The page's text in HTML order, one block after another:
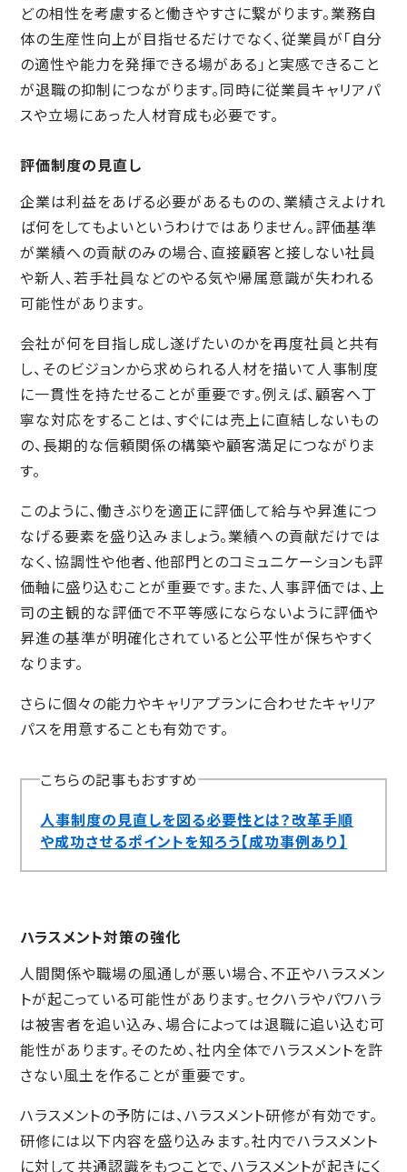
どの相性を考慮すると働きやすさに繋がります。業務自
体の生産性向上が目指せるだけでなく、従業員が「自分
の適性や能力を発揮できる場がある」と実感できること
が退職の抑制につながります。同時に従業員キャリアパ
スや立場にあった人材育成も必要です。
評価制度の見直し
企業は利益をあげる必要があるものの、業績さえよけれ
ば何をしてもよいというわけではありません。評価基準
が業績への貢献のみの場合、直接顧客と接しない社員
や新人、若手社員などのやる気や帰属意識が失われる
可能性があります。
会社が何を目指し成し遂げたいのかを再度社員と共有
し、そのビジョンから求められる人材を描いて人事制度
に一貫性を持たせることが重要です。例えば、顧客へ丁
寧な対応をすることは、すぐには売上に直結しないもの
の、長期的な信頼関係の構築や顧客満足につながりま
す。
このように、働きぶりを適正に評価して給与や昇進につ
なげる要素を盛り込みましょう。業績への貢献だけでは
なく、協調性や他者、他部門とのコミュニケーションも評
価軸に盛り込むことが重要です。また、人事評価では、上
司の主観的な評価で不平等感にならないように評価や
昇進の基準が明確化されていると公平性が保ちやすく
なります。
さらに個々の能力やキャリアプランに合わせたキャリア
パスを用意することも有効です。
こちらの記事もおすすめ
人事制度の見直しを図る必要性とは？改革手順
や成功させるポイントを知ろう【成功事例あり】
ハラスメント対策の強化
人間関係や職場の風通しが悪い場合、不正やハラスメン
トが起こっている可能性があります。セクハラやパワハラ
は被害者を追い込み、場合によっては退職に追い込む可
能性があります。そのため、社内全体でハラスメントを許
さない風土を作ることが重要です。
ハラスメントの予防には、ハラスメント研修が有効です。
研修には以下内容を盛り込みます。社内でハラスメント
に対して共通認識をもつことで、ハラスメントが起きにく